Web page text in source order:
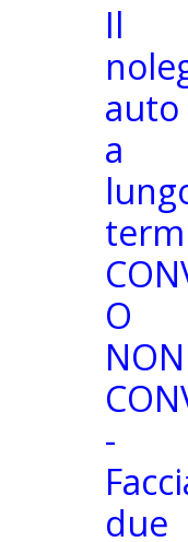
Il
auto
a
O
NON
-
due